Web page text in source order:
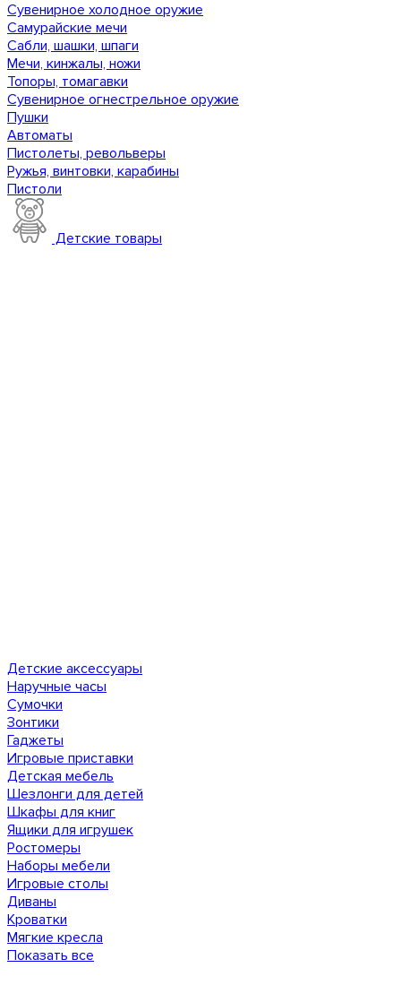
Сувенирное холодное оружие
Самурайские мечи
Сабли, шашки, шпаги
Мечи, кинжалы, ножи
Топоры, томагавки
Сувенирное огнестрельное оружие
Пушки
Автоматы
Пистолеты, револьверы
Ружья, винтовки, карабины
Пистоли
Детские товары
Детские аксессуары
Наручные часы
Сумочки
Зонтики
Гаджеты
Игровые приставки
Детская мебель
Шезлонги для детей
Шкафы для книг
Ящики для игрушек
Ростомеры
Наборы мебели
Игровые столы
Диваны
Кроватки
Мягкие кресла
Показать все